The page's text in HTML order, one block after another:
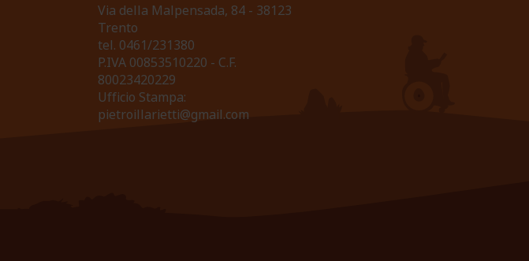
Via della Malpensada, 84 - 38123
Trento
tel. 0461/231380
P.IVA 00853510220 - C.F.
80023420229
Ufficio Stampa:
pietroillarietti@gmail.com